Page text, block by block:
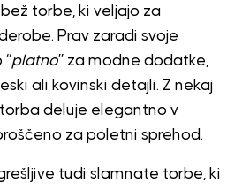
torbe, ki veljajo za
Prav zaradi svoje
platno” za modne dodatke,
ali kovinski detajli. Z nekaj
deluje elegantno v
za poletni sprehod.
tudi slamnate torbe, ki